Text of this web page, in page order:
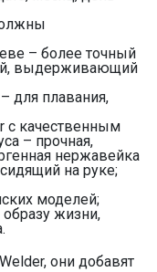
– более точный
выдерживающий
для плавания,
c качественным
– прочная,
нержавейка
на руке;
моделей;
жизни,
они добавят